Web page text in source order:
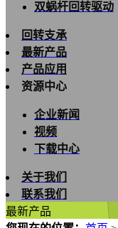
双蜗杆回转驱动
回转支承
最新产品
产品应用
资源中心
企业新闻
视频
下载中心
关于我们
联系我们
最新产品